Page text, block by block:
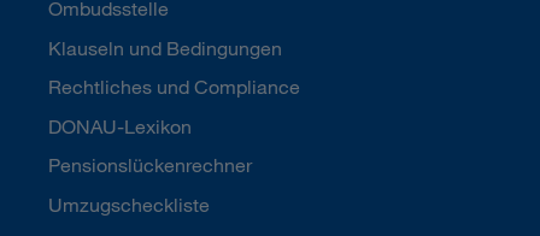
Ombudsstelle
Klauseln und Bedingungen
Rechtliches und Compliance
DONAU-Lexikon
Pensionslückenrechner
Umzugscheckliste